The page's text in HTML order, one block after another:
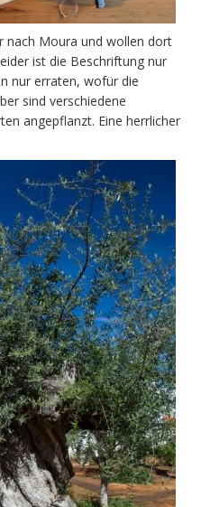
nach Moura und wollen dort
ist die Beschriftung nur
nur erraten, wofür die
sind verschiedene
angepflanzt. Eine herrlicher